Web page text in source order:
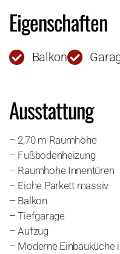
Eigenschaften
Balkon
Ausstattung
– 2,70 m Raumhöhe
– Fußbodenheizung
– Raumhohe Innentüren
– Eiche Parkett massiv
– Balkon
– Tiefgarage
– Aufzug
– Moderne Einbauküche